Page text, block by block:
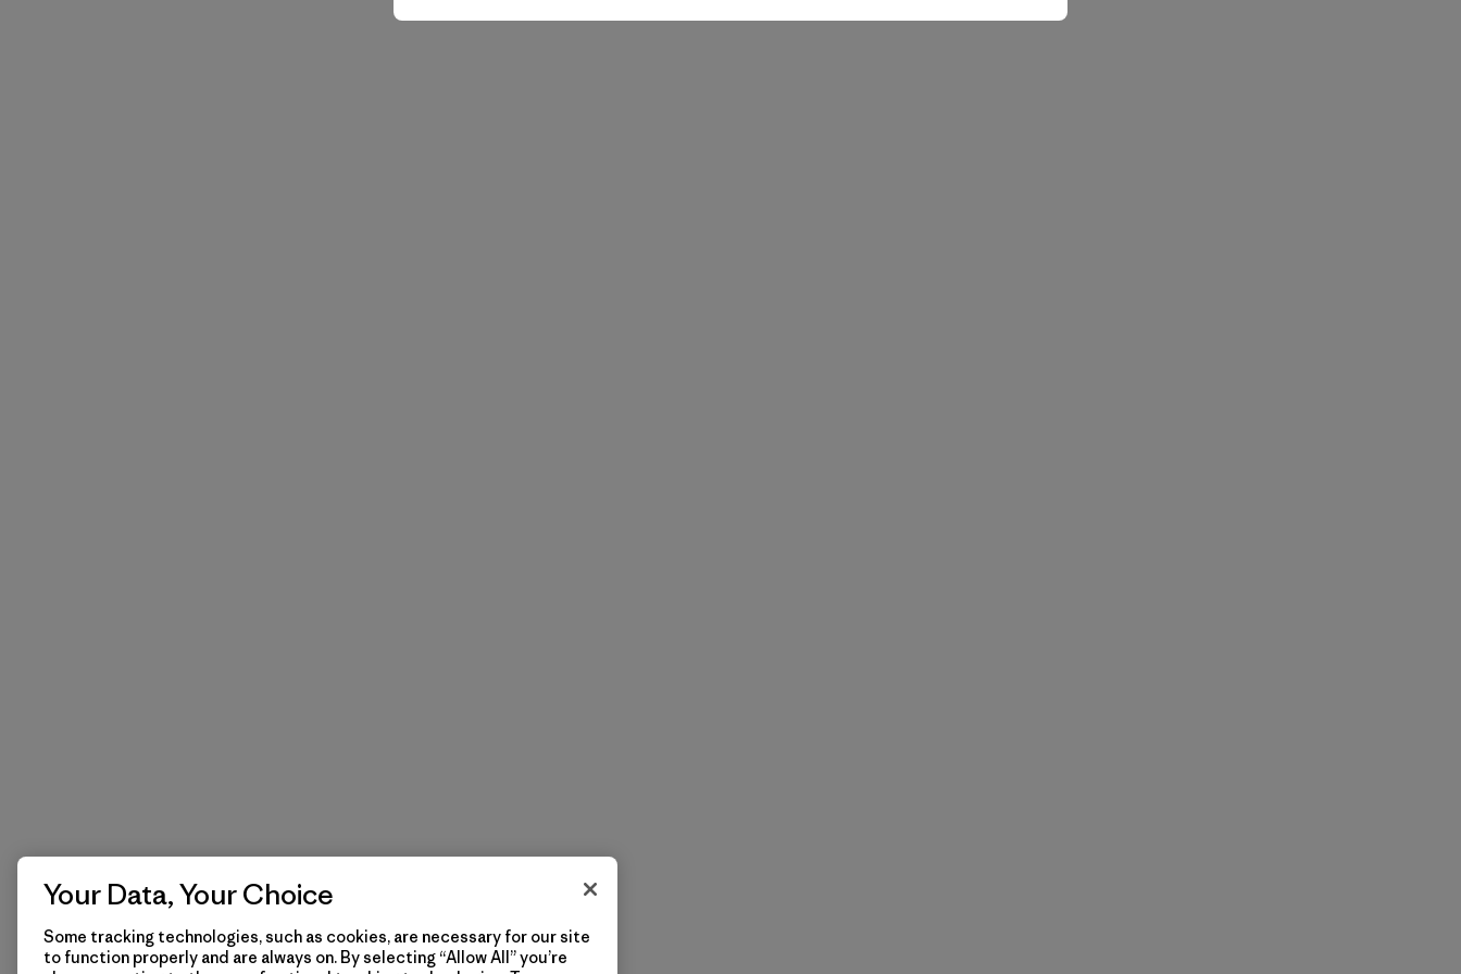
Your Data, Your Choice
Some tracking technologies, such as cookies, are necessary for our site
to function properly and are always on. By selecting “Allow All” you’re